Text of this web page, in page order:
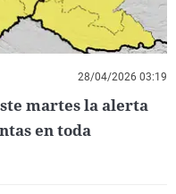
28/04/2026 03:19
martes la alerta
en toda